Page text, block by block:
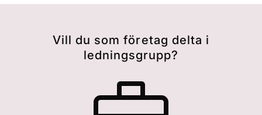
Vill du som företag delta i
ledningsgrupp?